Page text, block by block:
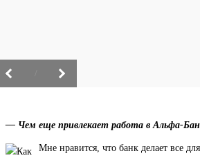
— Чем еще привлекает работа в Альфа-
Мне нравится, что банк делает все